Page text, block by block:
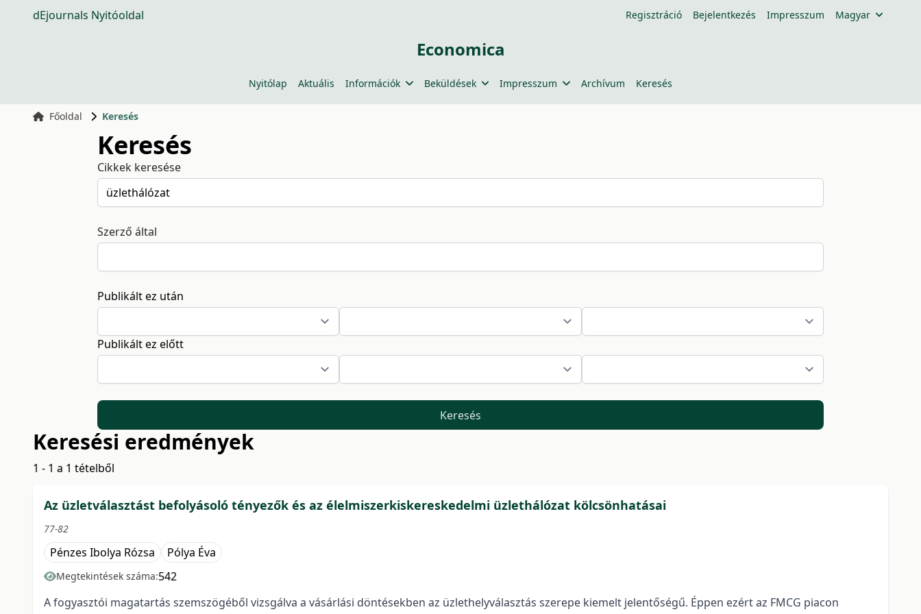
dEjournals Nyitóoldal Regisztráció Bejelentkezés Impresszum Magyar
Economica
Nyitólap Aktuális Információk Beküldések Impresszum Archívum Keresés
Főoldal Keresés
Keresés
Cikkek keresése
Szerző által
Publikált ez után
Publikált ez előtt
Keresés
Keresési eredmények
1 - 1 a 1 tételből
Az üzletválasztást befolyásoló tényezők és az élelmiszerkiskereskedelmi üzlethálózat kölcsönhatásai
77-82
Pénzes Ibolya Rózsa Pólya Éva
Megtekintések száma:542
A fogyasztói magatartás szemszögéből vizsgálva a vásárlási döntésekben az üzlethelyválasztás szerepe kiemelt jelentőségű. Éppen ezért az FMCG piacon